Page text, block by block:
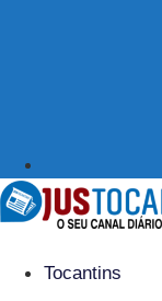
Tocantins